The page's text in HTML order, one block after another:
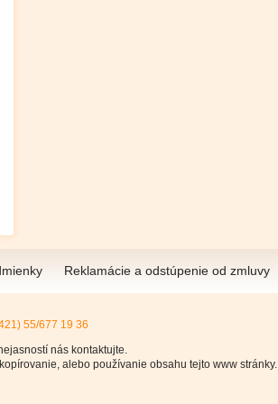
Reklamácie a odstúpenie od zmluvy
55/677 19 36
nás kontaktujte.
alebo používanie obsahu tejto www stránky.